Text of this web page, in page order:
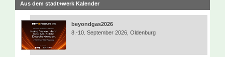
Aus dem stadt+werk Kalender
beyondgas2026
8.-10. September 2026, Oldenburg